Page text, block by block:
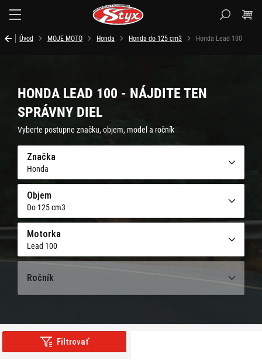
Úvod MOJE MOTO Honda Honda do 125 cm3 Honda Lead 100
HONDA LEAD 100 - NÁJDITE TEN
SPRÁVNY DIEL
Vyberte postupne značku, objem, model a ročník
Značka
Honda
Objem
Do 125 cm3
Motorka
Lead 100
Ročník
Filtrovať